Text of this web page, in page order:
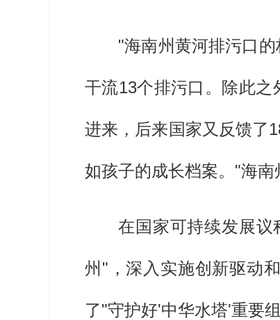
"海南州黄河排污口
干流13个排污口。除此
进来，后来国家又反馈了
如孩子的成长档案。"海南
在国家可持续发展
州"，深入实施创新驱动
了"守护好'中华水塔'重要